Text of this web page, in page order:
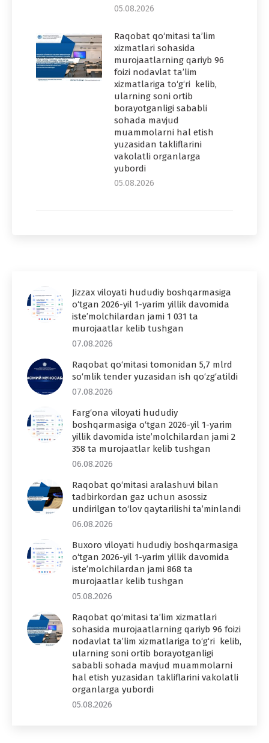
05.08.2026
Raqobat qo‘mitasi ta’lim
xizmatlari sohasida
murojaatlarning qariyb 96
foizi nodavlat ta’lim
xizmatlariga to‘g‘ri kelib,
ularning soni ortib
borayotganligi sababli
sohada mavjud
muammolarni hal etish
yuzasidan takliflarini
vakolatli organlarga
yubordi
05.08.2026
Jizzax viloyati hududiy boshqarmasiga
o‘tgan 2026-yil 1-yarim yillik davomida
iste’molchilardan jami 1 031 ta
murojaatlar kelib tushgan
07.08.2026
Raqobat qo‘mitasi tomonidan 5,7 mlrd
so‘mlik tender yuzasidan ish qo‘zg‘atildi
07.08.2026
Farg‘ona viloyati hududiy
boshqarmasiga o‘tgan 2026-yil 1-yarim
yillik davomida iste’molchilardan jami 2
358 ta murojaatlar kelib tushgan
06.08.2026
Raqobat qo‘mitasi aralashuvi bilan
tadbirkordan gaz uchun asossiz
undirilgan to‘lov qaytarilishi ta’minlandi
06.08.2026
Buxoro viloyati hududiy boshqarmasiga
o‘tgan 2026-yil 1-yarim yillik davomida
iste’molchilardan jami 868 ta
murojaatlar kelib tushgan
05.08.2026
Raqobat qo‘mitasi ta’lim xizmatlari
sohasida murojaatlarning qariyb 96 foizi
nodavlat ta’lim xizmatlariga to‘g‘ri kelib,
ularning soni ortib borayotganligi
sababli sohada mavjud muammolarni
hal etish yuzasidan takliflarini vakolatli
organlarga yubordi
05.08.2026